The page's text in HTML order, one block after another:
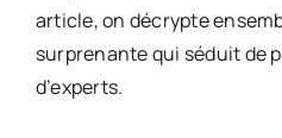
article, on décrypte
surprenante qui séduit de
d’experts.